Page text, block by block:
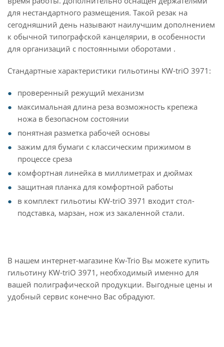
для нестандартного размещения. Такой резак на
сегодняшний день называют наилучшим дополнением
к обычной типографской канцелярии, в особенности
для организаций с постоянными оборотами .
Стандартные характеристики гильотины KW-triO 3971:
проверенный режущий механизм
максимальная длина реза возможность крепежа
ножа в безопасном состоянии
понятная разметка рабочей основы
зажим для бумаги с классическим прижимом в
процессе среза
комфортная линейка в миллиметрах и дюймах
защитная планка для комфортной работы
в комплект гильотиы KW-triO 3971 входит стол-
подставка, марзан, нож из закаленной стали.
В нашем интернет-магазине Kw-Trio Вы можете купить
гильотину KW-triO 3971, необходимый именно для
вашей полиграфической продукции. Выгодные цены и
удобный сервис конечно Вас обрадуют.